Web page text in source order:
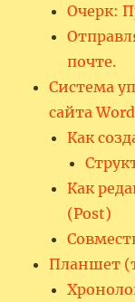
Очерк:
почте.
Система
сайта
Как
Как
(Post)
Планшет